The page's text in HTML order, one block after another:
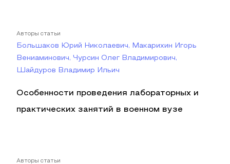
Авторы статьи
Большаков Юрий Николаевич, Макарихин Игорь
Вениаминович, Чурсин Олег Владимирович,
Шайдуров Владимир Ильич
Особенности проведения лабораторных и
практических занятий в военном вузе
Авторы статьи